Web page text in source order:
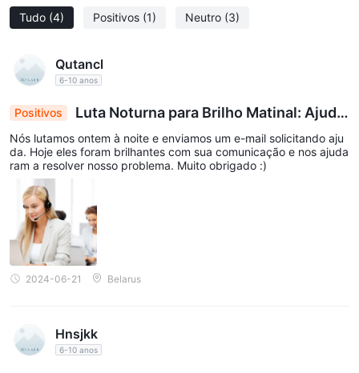
Tudo (4) Positivos (1) Neutro (3)
Qutancl
6-10 anos
Positivos
Luta Noturna para Brilho Matinal: Ajuda
Rápida Resolve Nossa Crise
Nós lutamos ontem à noite e enviamos um e-mail solicitando aju
da. Hoje eles foram brilhantes com sua comunicação e nos ajuda
ram a resolver nosso problema. Muito obrigado :)
2024-06-21 Belarus
Hnsjkk
6-10 anos